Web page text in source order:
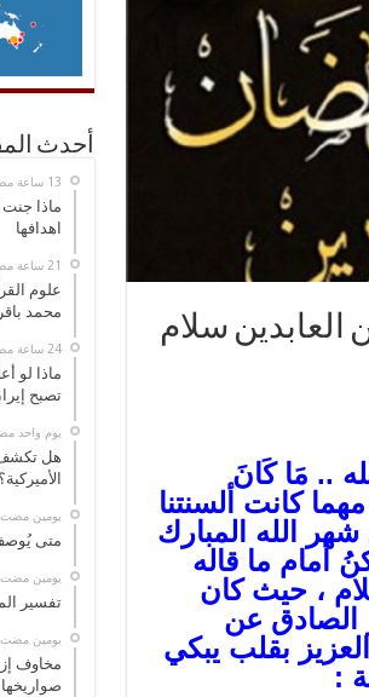
العابدين سلام
.. مَا كَانَ
مهما كانت ألسنتنا
شهر الله المبارك
أمام ما قاله
، حيث كان
الصادق عن
بقلب يبكي
:
أحدث
ماذا
اهدافها
علوم
محمد
‏24 ساعة مضت
ماذا لو
تصبح
‏يوم واحد
هل تكشف
الأميركية؟
‏يومين مضت
متى
‏يومين مضت
تفسير
‏يومين مضت
مخاوف